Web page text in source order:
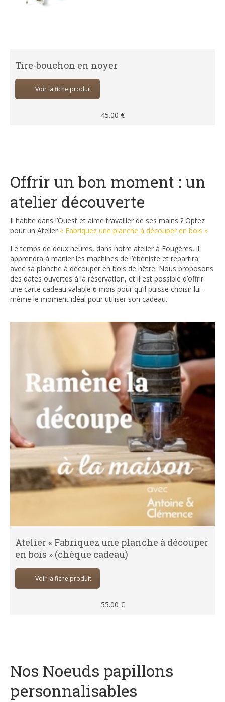
Tire-bouchon en noyer
Voir la fiche produit
45.00 €
Offrir un bon moment : un
atelier découverte
Il habite dans l’Ouest et aime travailler de ses mains ? Optez
pour un Atelier « Fabriquez une planche à découper en bois »
Le temps de deux heures, dans notre atelier à Fougères, il
apprendra à manier les machines de l’ébéniste et repartira
avec sa planche à découper en bois de hêtre. Nous proposons
des dates ouvertes à la réservation, et il est possible d’offrir
une carte cadeau valable 6 mois pour qu’il puisse choisir lui-
même le moment idéal pour utiliser son cadeau.
Atelier « Fabriquez une planche à découper
en bois » (chèque cadeau)
Voir la fiche produit
55.00 €
Nos Noeuds papillons
personnalisables